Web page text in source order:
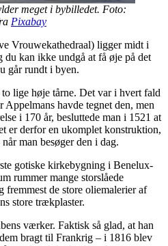
meget i bybilledet. Foto:
Pixabay
Vrouwekathedraal) ligger midt i
kan ikke undgå at få øje på det
går rundt i byen.
lige høje tårne. Det var i hvert fald
Appelmans havde tegnet den, men
i 170 år, besluttede man i 1521 at
er derfor en ukomplet konstruktion,
man besøger den i dag.
gotiske kirkebygning i Benelux-
rummer mange storslåede
de store oliemalerier af
store trækplaster.
værker. Faktisk så glad, at han
bragt til Frankrig – i 1816 blev